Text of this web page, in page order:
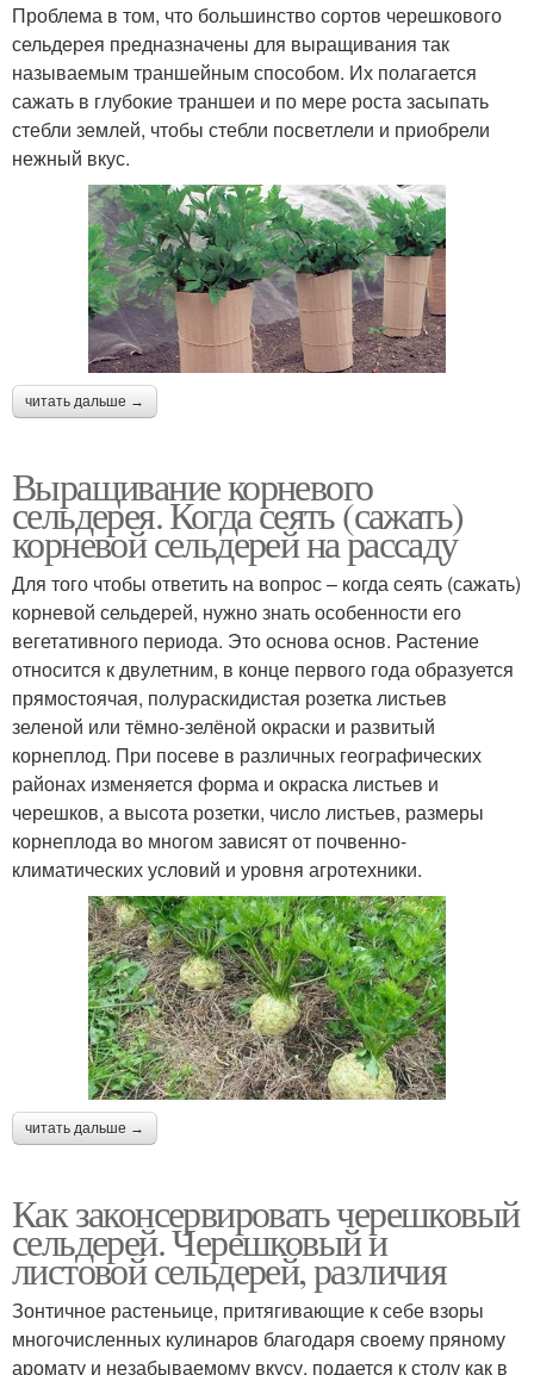
Проблема в том, что большинство сортов черешкового
сельдерея предназначены для выращивания так
называемым траншейным способом. Их полагается
сажать в глубокие траншеи и по мере роста засыпать
стебли землей, чтобы стебли посветлели и приобрели
нежный вкус.
читать дальше →
Выращивание корневого
сельдерея. Когда сеять (сажать)
корневой сельдерей на рассаду
Для того чтобы ответить на вопрос – когда сеять (сажать)
корневой сельдерей, нужно знать особенности его
вегетативного периода. Это основа основ. Растение
относится к двулетним, в конце первого года образуется
прямостоячая, полураскидистая розетка листьев
зеленой или тёмно-зелёной окраски и развитый
корнеплод. При посеве в различных географических
районах изменяется форма и окраска листьев и
черешков, а высота розетки, число листьев, размеры
корнеплода во многом зависят от почвенно-
климатических условий и уровня агротехники.
читать дальше →
Как законсервировать черешковый
сельдерей. Черешковый и
листовой сельдерей, различия
Зонтичное растеньице, притягивающие к себе взоры
многочисленных кулинаров благодаря своему пряному
аромату и незабываемому вкусу, подается к столу как в